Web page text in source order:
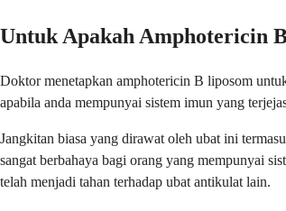
Untuk Apakah Amphotericin
Doktor menetapkan amphotericin B liposom
apabila anda mempunyai sistem imun yang
Jangkitan biasa yang dirawat oleh ubat ini
sangat berbahaya bagi orang yang mempunyai
telah menjadi tahan terhadap ubat antikulat lain.